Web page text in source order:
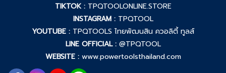
TIKTOK : TPQTOOLONLINE.STORE
INSTAGRAM : TPQTOOL
YOUTUBE : TPQTOOLS ไทยพัฒนสิน ควอลิตี้ ทูลส์
LINE OFFICIAL : @TPQTOOL
WEBSITE : www.powertoolsthailand.com